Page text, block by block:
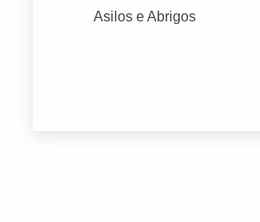
Asilos e Abrigos